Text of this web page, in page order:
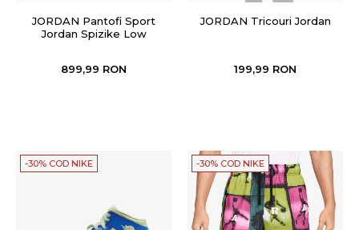
JORDAN Pantofi Sport
Jordan Spizike Low
899,99 RON
JORDAN Tricouri Jordan
199,99 RON
-30% COD NIKE -30% COD NIKE